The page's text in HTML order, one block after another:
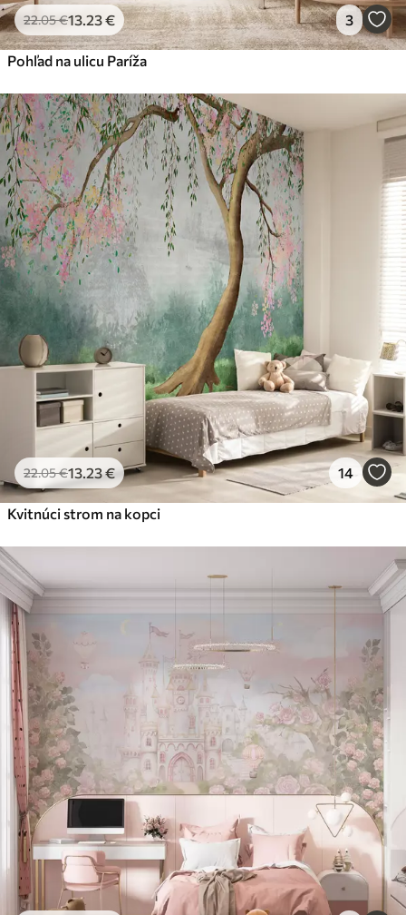
22.05€13 .23€ 3
Pohľad na ulicu Paríža
22.05€13 .23€ 14
Kvitnúci strom na kopci